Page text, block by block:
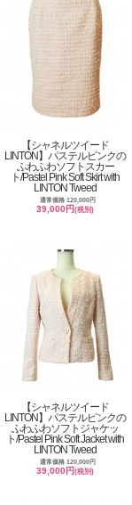
【シャネルツイード
LINTON】パステルピンクの
ふわふわソフトスカー
ト/Pastel Pink Soft Skirt with
LINTON Tweed
通常価格 120,000円
39,000円(税別)
【シャネルツイード
LINTON】パステルピンクの
ふわふわソフトジャケッ
ト/Pastel Pink Soft Jacket with
LINTON Tweed
通常価格 120,000円
39,000円(税別)